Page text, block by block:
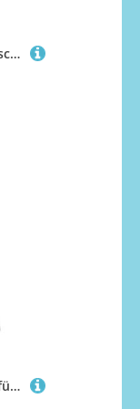
I LOVE FANCY DRESS Schottisches Kostüm – Erwachsene Pick Me Up Neuheit Schottisches Kostüm Schottland Burns Night St Andrews Day
Screamer Halloween Maske für Kinder - Weißes Geistergesicht mit schwarzer Kapuze - Gruseliges Horror Kostüm Zubehör für gruselige Verkleidungen, Spukhäuser, Cosplay & Motto-Partys